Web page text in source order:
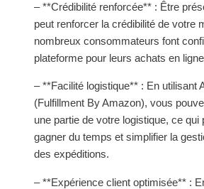
– **Crédibilité renforcée** : Être
peut renforcer la crédibilité de votre
nombreux consommateurs font
plateforme pour leurs achats en
– **Facilité logistique** : En utilisant
(Fulfillment By Amazon), vous
une partie de votre logistique, ce qui
gagner du temps et simplifier la
des expéditions.
– **Expérience client optimisée** :